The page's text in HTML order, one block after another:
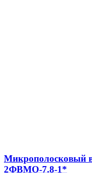
Микрополосковый
2ФВМO-7.8-1*